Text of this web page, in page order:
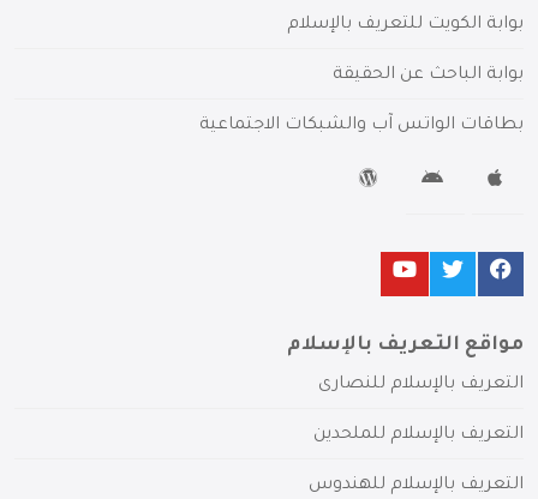
بوابة الكويت للتعريف بالإسلام
بوابة الباحث عن الحقيقة
بطاقات الواتس آب والشبكات الاجتماعية
مواقع التعريف بالإسلام
التعريف بالإسلام للنصارى
التعريف بالإسلام للملحدين
التعريف بالإسلام للهندوس